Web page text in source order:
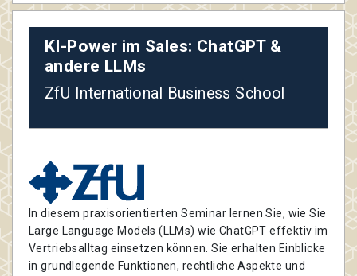
KI-Power im Sales: ChatGPT &
andere LLMs
ZfU International Business School
In diesem praxisorientierten Seminar lernen Sie, wie Sie
Large Language Models (LLMs) wie ChatGPT effektiv im
Vertriebsalltag einsetzen können. Sie erhalten Einblicke
in grundlegende Funktionen, rechtliche Aspekte und